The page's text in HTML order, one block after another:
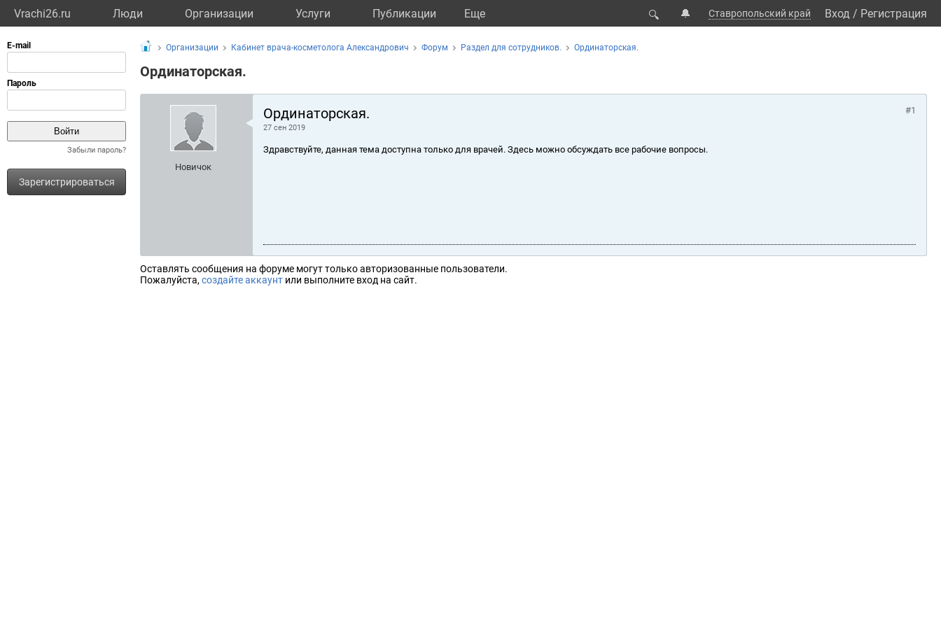
Vrachi26.ru Люди Организации Услуги Публикации Eще 🔍 🔔 Ставропольский край Вход / Регистрация
Забыли пароль?
Зарегистрироваться
Организации Кабинет врача-косметолога Александрович Форум Раздел для сотрудников. Ординаторская.
Ординаторская.
Новичок
Ординаторская.
27 сен 2019
#1
Здравствуйте, данная тема доступна только для врачей. Здесь можно обсуждать все рабочие вопросы.
Оставлять сообщения на форуме могут только авторизованные пользователи.
Пожалуйста, создайте аккаунт или выполните вход на сайт.